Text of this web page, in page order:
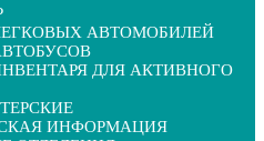
АВТОМОБИЛЕЙ
ДЛЯ АКТИВНОГО
ИНФОРМАЦИЯ